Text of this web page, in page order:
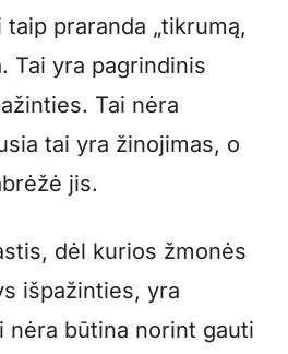
praranda „tikrumą,
Tai yra pagrindinis
Tai nėra
tai yra žinojimas, o
jis.
dėl kurios žmonės
išpažinties, yra
nėra būtina norint gauti